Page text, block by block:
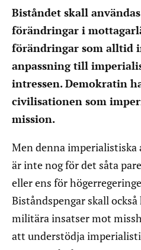
Biståndet skall
förändringar i
förändringar som alltid
anpassning till
intressen. Demokratin
civilisationen som
mission.
Men denna imperialistiska
är inte nog för det såta
eller ens för
Biståndspengar skall
militära insatser mot
att understödja